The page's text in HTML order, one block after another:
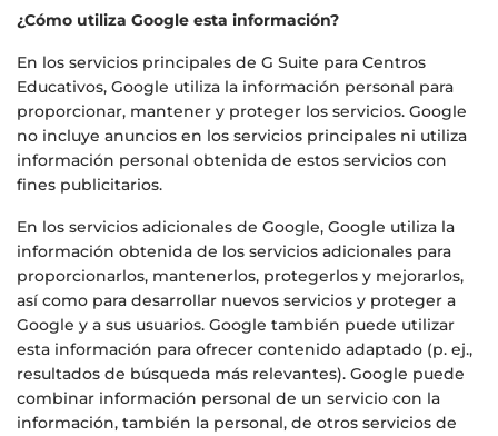
¿Cómo utiliza Google esta información?
En los servicios principales de G Suite para Centros
Educativos, Google utiliza la información personal para
proporcionar, mantener y proteger los servicios. Google
no incluye anuncios en los servicios principales ni utiliza
información personal obtenida de estos servicios con
fines publicitarios.
En los servicios adicionales de Google, Google utiliza la
información obtenida de los servicios adicionales para
proporcionarlos, mantenerlos, protegerlos y mejorarlos,
así como para desarrollar nuevos servicios y proteger a
Google y a sus usuarios. Google también puede utilizar
esta información para ofrecer contenido adaptado (p. ej.,
resultados de búsqueda más relevantes). Google puede
combinar información personal de un servicio con la
información, también la personal, de otros servicios de